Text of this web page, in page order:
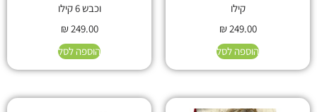
קילו
₪249.00
הוספה לסל
וכבש 6 קילו
₪249.00
הוספה לסל